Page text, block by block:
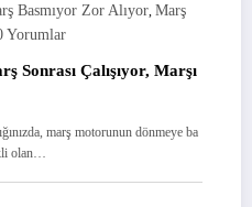
Basmıyor Zor Alıyor Marş
Yorumlar
Sonrası Çalışıyor, Marşı
marş motorunun dönmeye ba
olan…